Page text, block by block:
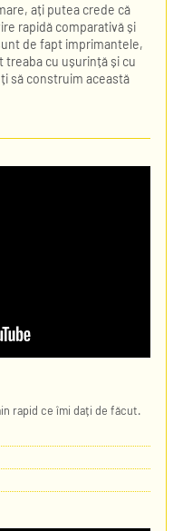
ați putea crede că
rapidă comparativă și
de fapt imprimantele,
treaba cu ușurință și cu
să construim această
rapid ce îmi dați de făcut.